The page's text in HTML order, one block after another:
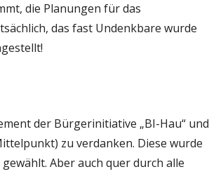
die Planungen für das
das fast Undenkbare wurde
der Bürgerinitiative „BI-Hau“ und
zu verdanken. Diese wurde
Aber auch quer durch alle